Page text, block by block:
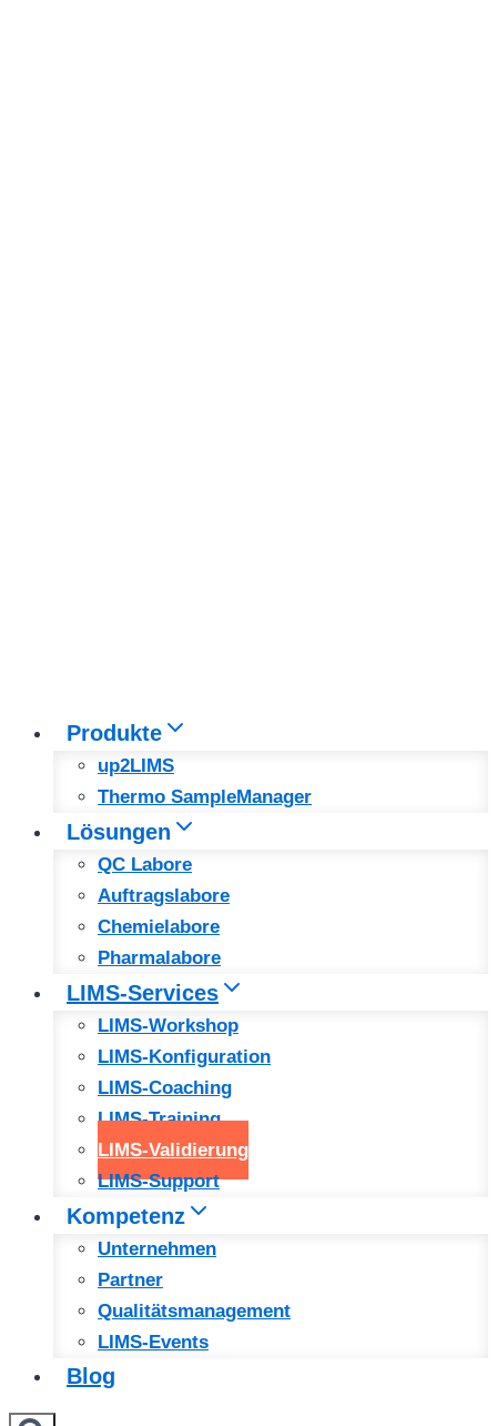
Produkte
up2LIMS
Thermo SampleManager
Lösungen
QC Labore
Auftragslabore
Chemielabore
Pharmalabore
LIMS-Services
LIMS-Workshop
LIMS-Konfiguration
LIMS-Coaching
LIMS-Training
LIMS-Validierung
LIMS-Support
Kompetenz
Unternehmen
Partner
Qualitätsmanagement
LIMS-Events
Blog